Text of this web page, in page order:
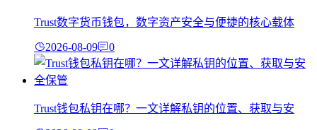
Trust数字货币钱包，数字资产安全与便捷的核心载体
2026-08-09 0
Trust钱包私钥在哪？一文详解私钥的位置、获取与安